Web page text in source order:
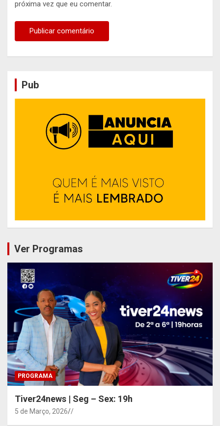
próxima vez que eu comentar.
Pub
Ver Programas
PROGRAMA
Tiver24news | Seg – Sex: 19h
5 de Março, 2026 /